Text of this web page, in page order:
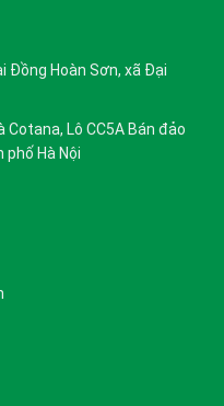
Đồng Hoàn Sơn, xã Đại
Cotana, Lô CC5A Bán đảo
Hà Nội